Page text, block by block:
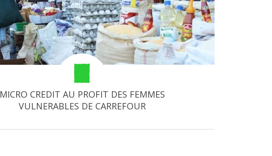
MICRO CREDIT AU PROFIT DES FEMMES
VULNERABLES DE CARREFOUR